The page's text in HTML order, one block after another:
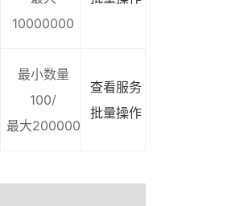
10000000
最小数量
100/
最大200000
查看服务
批量操作